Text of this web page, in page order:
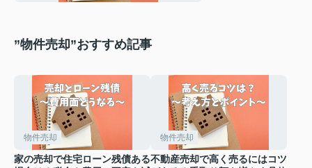
”物件売却”おすすめ記事
物件売却
家の売却で住宅ローン残債ある
物件売却
不動産売却で高く売るにはコツ